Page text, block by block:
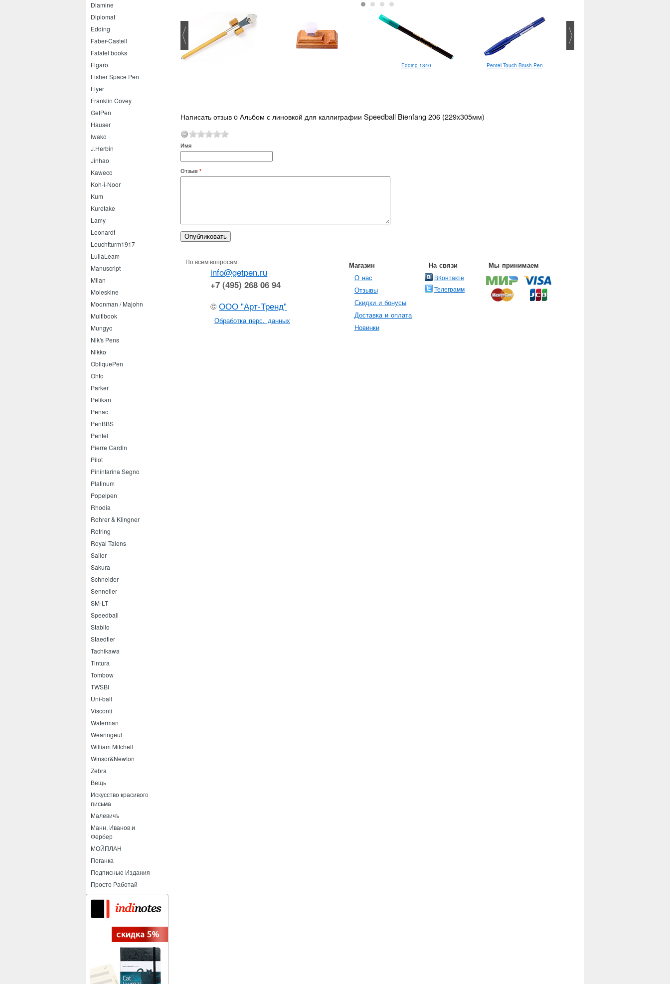
Diamine
Diplomat
Edding
Faber-Castell
Falafel books
Figaro
Fisher Space Pen
Flyer
Franklin Covey
GetPen
Hauser
Iwako
J.Herbin
Jinhao
Kaweco
Koh-i-Noor
Kum
Kuretake
Lamy
Leonardt
Leuchtturm1917
LullaLeam
Manuscript
Milan
Moleskine
Moonman / Majohn
Multibook
Mungyo
Nik's Pens
Nikko
ObliquePen
Ohto
Parker
Pelikan
Penac
PenBBS
Pentel
Pierre Cardin
Pilot
Pininfarina Segno
Platinum
Popelpen
Rhodia
Rohrer & Klingner
Rotring
Royal Talens
Sailor
Sakura
Schneider
Sennelier
SM-LT
Speedball
Stabilo
Staedtler
Tachikawa
Tintura
Tombow
TWSBI
Uni-ball
Visconti
Waterman
Wearingeul
William Mitchell
Winsor&Newton
Zebra
Вещь
Искусство красивого
письма
Малевичъ
Манн, Иванов и
Фербер
МОЙПЛАН
Поганка
Подписные Издания
Просто Работай
Edding 1340 Pentel Touch Brush Pen
Написать отзыв o Альбом с линовкой для каллиграфии Speedball Bienfang 206 (229x305мм)
Имя
Отзыв *
По всем вопросам:
info@getpen.ru
+7 (495) 268 06 94
©ООО "Арт-Тренд"
Обработка перс. данных
Магазин
О нас
Отзывы
Скидки и бонусы
Доставка и оплата
Новинки
На связи
ВКонтакте
Телеграмм
Мы принимаем